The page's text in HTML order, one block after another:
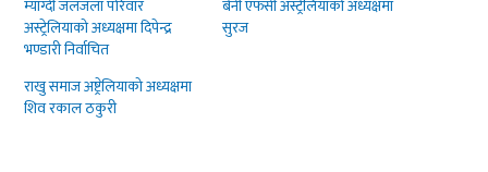
म्याग्दी जलजला परिवार
अस्ट्रेलियाको अध्यक्षमा दिपेन्द्र
भण्डारी निर्वाचित
बेनी एफसी अस्ट्रेलियाको अध्यक्षमा
सुरज
राखु समाज अष्ट्रेलियाको अध्यक्षमा
शिव रकाल ठकुरी